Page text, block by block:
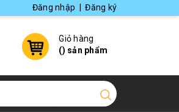
Đăng nhập Đăng ký
Giỏ hàng
() sản phẩm